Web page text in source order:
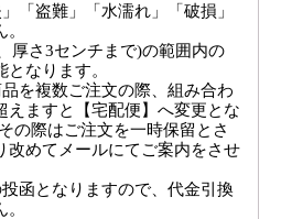
「盗難」「水濡れ」「破損」
厚さ3センチまで)の範囲内の
なります。
を複数ご注文の際、組み合わ
えますと【宅配便】へ変更とな
の際はご注文を一時保留とさ
改めてメールにてご案内をさせ
函となりますので、代金引換